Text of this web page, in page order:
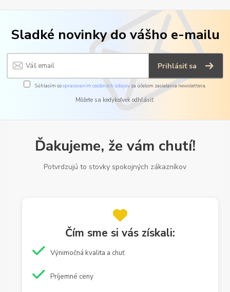
Sladké novinky do vášho e-mailu
Prihlásiť sa
Súhlasím sospracovaním osobných údajov za účelom zasielania newslettera.
Môžete sa kedykoľvek odhlásiť.
Ďakujeme, že vám chutí!
Potvrdzujú to stovky spokojných zákazníkov
Čím sme si vás získali:
Výnimočná kvalita a chuť
Príjemné ceny